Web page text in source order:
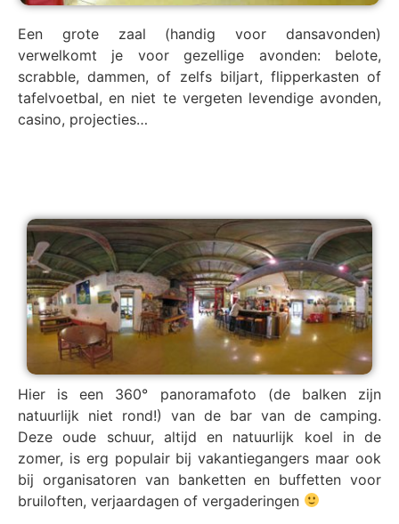
Een grote zaal (handig voor dansavonden)
verwelkomt je voor gezellige avonden: belote,
scrabble, dammen, of zelfs biljart, flipperkasten of
tafelvoetbal, en niet te vergeten levendige avonden,
casino, projecties…
Hier is een 360° panoramafoto (de balken zijn
natuurlijk niet rond!) van de bar van de camping.
Deze oude schuur, altijd en natuurlijk koel in de
zomer, is erg populair bij vakantiegangers maar ook
bij organisatoren van banketten en buffetten voor
bruiloften, verjaardagen of vergaderingen